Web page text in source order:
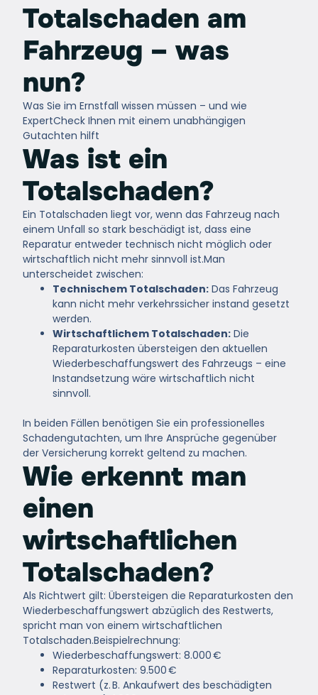
Totalschaden am
Fahrzeug – was
nun?
Was Sie im Ernstfall wissen müssen – und wie
ExpertCheck Ihnen mit einem unabhängigen
Gutachten hilft
Was ist ein
Totalschaden?
Ein Totalschaden liegt vor, wenn das Fahrzeug nach
einem Unfall so stark beschädigt ist, dass eine
Reparatur entweder technisch nicht möglich oder
wirtschaftlich nicht mehr sinnvoll ist.Man
unterscheidet zwischen:
Technischem Totalschaden: Das Fahrzeug
kann nicht mehr verkehrssicher instand gesetzt
werden.
Wirtschaftlichem Totalschaden: Die
Reparaturkosten übersteigen den aktuellen
Wiederbeschaffungswert des Fahrzeugs – eine
Instandsetzung wäre wirtschaftlich nicht
sinnvoll.
In beiden Fällen benötigen Sie einprofessionelles
Schadengutachten, um Ihre Ansprüche gegenüber
der Versicherung korrekt geltend zu machen.
Wie erkennt man
einen
wirtschaftlichen
Totalschaden?
Als Richtwert gilt: Übersteigen die Reparaturkostenden
Wiederbeschaffungswert abzüglich des Restwerts,
spricht man von einem wirtschaftlichen
Totalschaden.Beispielrechnung:
Wiederbeschaffungswert: 8.000 €
Reparaturkosten: 9.500 €
Restwert (z. B. Ankaufwert des beschädigten